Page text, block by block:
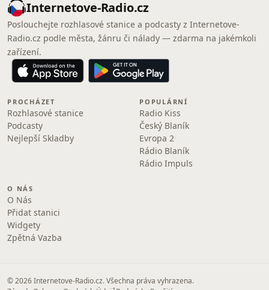
Internetove-Radio.cz
Poslouchejte rozhlasové stanice a podcasty z Internetove-
Radio.cz podle města, žánru či nálady — zdarma na jakémkoli
zařízení.
PROCHÁZET
Rozhlasové stanice
Podcasty
Nejlepší Skladby
POPULÁRNÍ
Radio Kiss
Český Blaník
Evropa 2
Rádio Blaník
Rádio Impuls
O NÁS
O Nás
Přidat stanici
Widgety
Zpětná Vazba
© 2026 Internetove-Radio.cz. Všechna práva vyhrazena.